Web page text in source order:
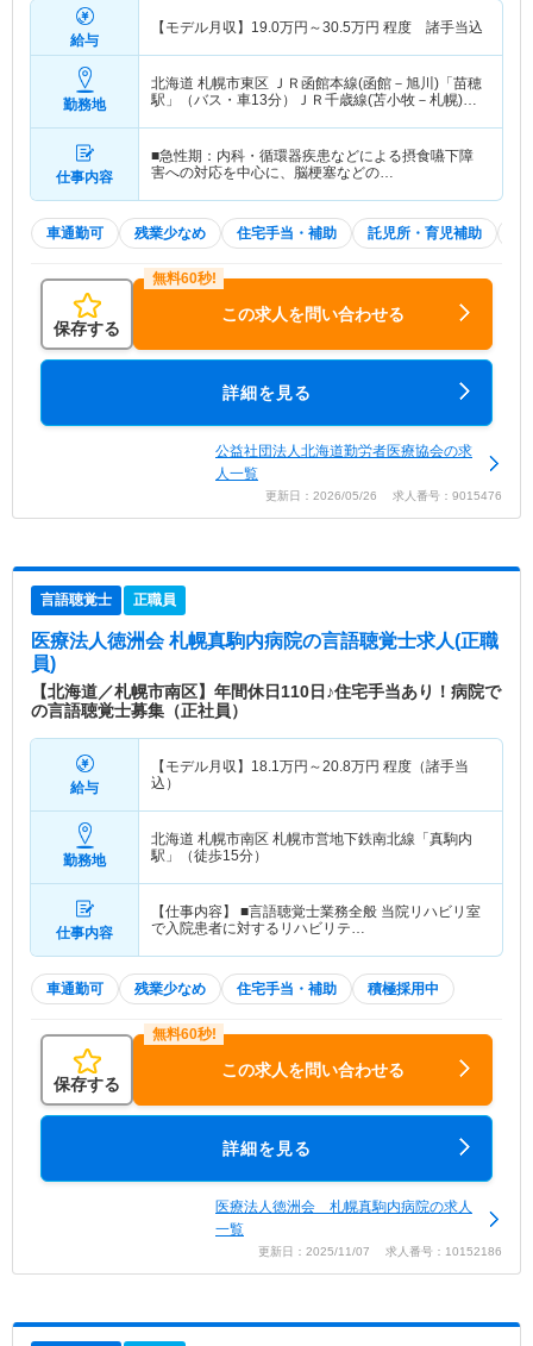
給与
【モデル月収】 19.0万円～30.5万円 程度 諸手当込
勤務地
北海道 札幌市東区 ＪＲ函館本線(函館－旭川)「苗穂
駅」（バス・車13分）ＪＲ千歳線(苫小牧－札幌)
仕事内容
■急性期：内科・循環器疾患などによる摂食嚥下障
害への対応を中心に、脳梗塞などの…
車通勤可 残業少なめ 住宅手当・補助 託児所・育児補助
保存する
この求人を問い合わせる
詳細を見る
公益社団法人北海道勤労者医療協会の求
人一覧
更新日：2026/05/26 求人番号：9015476
言語聴覚士 正職員
医療法人徳洲会 札幌真駒内病院の言語聴覚士求人(正職
員)
【北海道／札幌市南区】年間休日110日♪住宅手当あり！病院で
の言語聴覚士募集（正社員）
給与
【モデル月収】 18.1万円～20.8万円 程度（諸手当
込）
勤務地
北海道 札幌市南区 札幌市営地下鉄南北線「真駒内
駅」（徒歩15分）
仕事内容
【仕事内容】 ■言語聴覚士業務全般 当院リハビリ室
で入院患者に対するリハビリテ…
車通勤可 残業少なめ 住宅手当・補助 積極採用中
保存する
この求人を問い合わせる
詳細を見る
医療法人徳洲会 札幌真駒内病院の求人
一覧
更新日：2025/11/07 求人番号：10152186